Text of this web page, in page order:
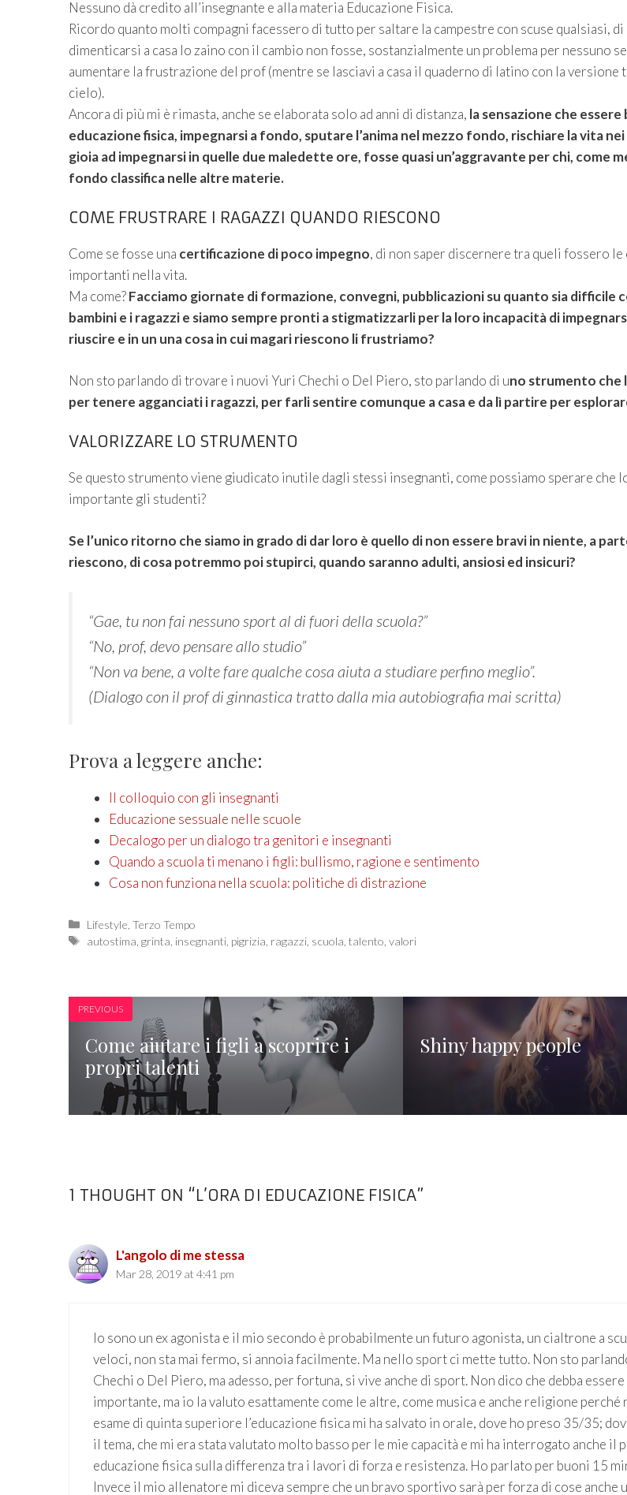
Nessuno dà credito all’insegnante e alla materia Educazione Fisica.
Ricordo quanto molti compagni facessero di tutto per saltare la campestre con scuse qualsiasi, di
dimenticarsi a casa lo zaino con il cambio non fosse, sostanzialmente un problema per nessuno
aumentare la frustrazione del prof (mentre se lasciavi a casa il quaderno di latino con la versione
cielo).
Ancora di più mi è rimasta, anche se elaborata solo ad anni di distanza, la sensazione che essere
educazione fisica, impegnarsi a fondo, sputare l’anima nel mezzo fondo, rischiare la vita
gioia ad impegnarsi in quelle due maledette ore, fosse quasi un’aggravante per chi, come
fondo classifica nelle altre materie.
COME FRUSTRARE I RAGAZZI QUANDO RIESCONO
Come se fosse una certificazione di poco impegno, di non saper discernere tra queli fossero le
importanti nella vita.
Ma come?Facciamo giornate di formazione, convegni, pubblicazioni su quanto sia difficile
bambini e i ragazzi e siamo sempre pronti a stigmatizzarli per la loro incapacità di
riuscire e in un una cosa in cui magari riescono li frustriamo?
Non sto parlando di trovare i nuovi Yuri Chechi o Del Piero, sto parlando di uno strumento che
per tenere agganciati i ragazzi, per farli sentire comunque a casa e da lì partire per
VALORIZZARE LO STRUMENTO
Se questo strumento viene giudicato inutile dagli stessi insegnanti, come possiamo sperare che
importante gli studenti?
Se l’unico ritorno che siamo in grado di dar loro è quello di non essere bravi in niente, a
riescono, di cosa potremmo poi stupirci, quando saranno adulti, ansiosi ed insicuri?
“Gae, tu non fai nessuno sport al di fuori della scuola?”
“No, prof, devo pensare allo studio”
“Non va bene, a volte fare qualche cosa aiuta a studiare perfino meglio”.
(Dialogo con il prof di ginnastica tratto dalla mia autobiografia mai scritta)
Prova a leggere anche:
Il colloquio con gli insegnanti
Educazione sessuale nelle scuole
Decalogo per un dialogo tra genitori e insegnanti
Quando a scuola ti menano i figli: bullismo, ragione e sentimento
Cosa non funziona nella scuola: politiche di distrazione
Categories
Lifestyle ,Terzo Tempo
Tags
autostima ,grinta insegnanti pigrizia ragazzi scuola ,talento ,valori
PREVIOUS
Come aiutare i figli a scoprire i
propri talenti
Shiny happy people
1 THOUGHT ON “L’ORA DI EDUCAZIONE FISICA”
L'angolo di me stessa
Mar 28, 2019 at 4:41 pm
Io sono un ex agonista e il mio secondo è probabilmente un futuro agonista, un cialtrone a
veloci, non sta mai fermo, si annoia facilmente. Ma nello sport ci mette tutto. Non sto
Chechi o Del Piero, ma adesso, per fortuna, si vive anche di sport. Non dico che debba
importante, ma io la valuto esattamente come le altre, come musica e anche religione perché
esame di quinta superiore l’educazione fisica mi ha salvato in orale, dove ho preso 35/35;
il tema, che mi era stata valutato molto basso per le mie capacità e mi ha interrogato anche il
educazione fisica sulla differenza tra i lavori di forza e resistenza. Ho parlato per buoni 15
Invece il mio allenatore mi diceva sempre che un bravo sportivo sarà per forza di cose anche